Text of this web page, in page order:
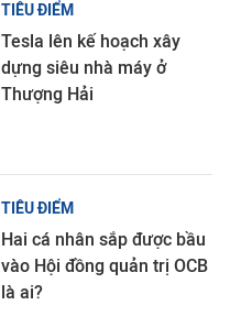
TIÊU ĐIỂM
Tesla lên kế hoạch xây
dựng siêu nhà máy ở
Thượng Hải
TIÊU ĐIỂM
Hai cá nhân sắp được bầu
vào Hội đồng quản trị OCB
là ai?